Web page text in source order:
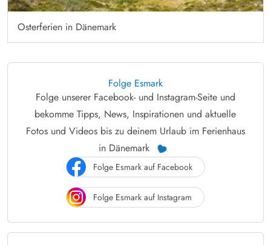
Osterferien in Dänemark
Folge Esmark
Folge unserer Facebook- und Instagram-Seite und
bekomme Tipps, News, Inspirationen und aktuelle
Fotos und Videos bis zu deinem Urlaub im Ferienhaus
in Dänemark
Folge Esmark auf Facebook
Folge Esmark auf Instagram